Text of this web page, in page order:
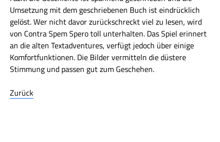
Umsetzung mit dem geschriebenen Buch ist eindrücklich
gelöst. Wer nicht davor zurückschreckt viel zu lesen, wird
von Contra Spem Spero toll unterhalten. Das Spiel erinnert
an die alten Textadventures, verfügt jedoch über einige
Komfortfunktionen. Die Bilder vermitteln die düstere
Stimmung und passen gut zum Geschehen.
Zurück